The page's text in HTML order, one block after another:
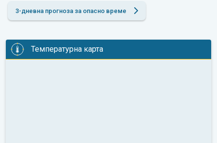
3-дневна прогноза за опасно време
Температурна карта